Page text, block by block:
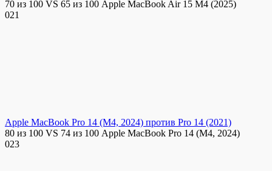
70 из 100 VS 65 из 100 Apple MacBook Air 15 M4 (2025)
021
Apple MacBook Pro 14 (M4, 2024) против Pro 14 (2021)
80 из 100 VS 74 из 100 Apple MacBook Pro 14 (M4, 2024)
023